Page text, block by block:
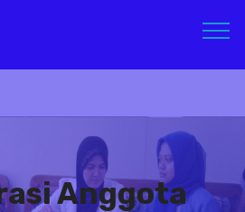
Anggota